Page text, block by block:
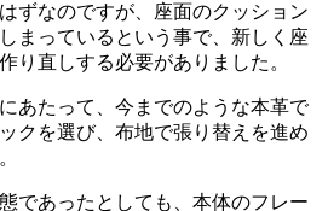
ずなのですが、座面のクッション
まっているという事で、新しく座
り直しする必要がありました。
あたって、今までのような本革で
クを選び、布地で張り替えを進め
であったとしても、本体のフレー